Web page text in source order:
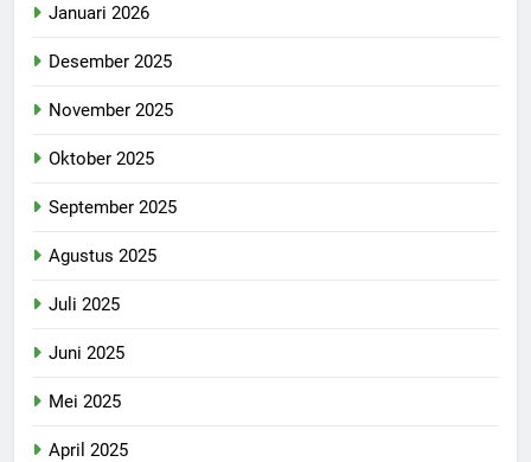
Januari 2026
Desember 2025
November 2025
Oktober 2025
September 2025
Agustus 2025
Juli 2025
Juni 2025
Mei 2025
April 2025